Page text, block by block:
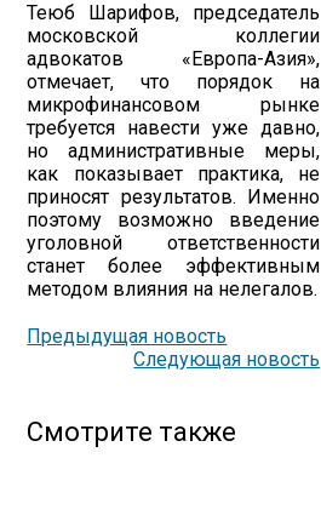
Теюб Шарифов, председатель
московской коллегии
адвокатов «Европа-Азия»,
отмечает, что порядок на
микрофинансовом рынке
требуется навести уже давно,
но административные меры,
как показывает практика, не
приносят результатов. Именно
поэтому возможно введение
уголовной ответственности
станет более эффективным
методом влияния на нелегалов.
Предыдущая новость
Следующая новость
Смотрите также